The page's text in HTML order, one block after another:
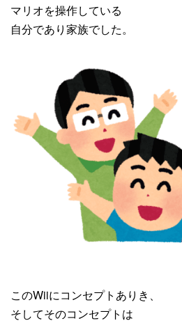
マリオを操作している
自分であり家族でした。
このWiiにコンセプトありき、
そしてそのコンセプトは